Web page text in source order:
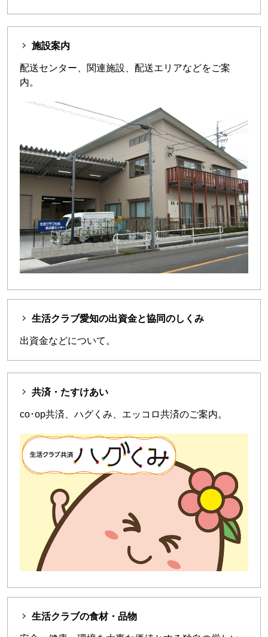
施設案内
配送センター、関連施設、配送エリアなどをご案
内。
生活クラブ愛知の出資金と協同のしくみ
出資金などについて。
共済・たすけあい
co･op共済、ハグくみ、エッコロ共済のご案内。
生活クラブの食材・品物